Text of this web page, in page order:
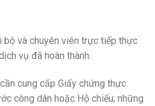
bộ và chuyên viên trực tiếp thực
vụ đã hoàn thành.
cung cấp Giấy chứng thực
công dân hoặc Hộ chiếu; những